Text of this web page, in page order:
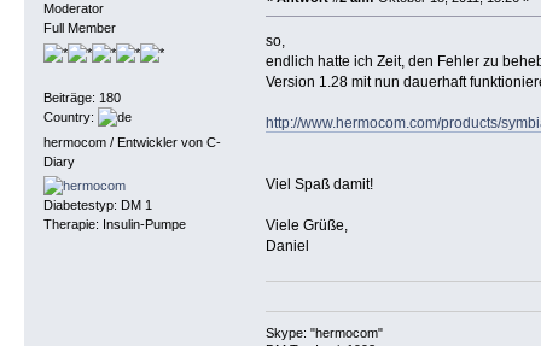
Moderator
Full Member
Beiträge: 180
Country:
hermocom / Entwickler von C-
Diary
Diabetestyp: DM 1
Therapie: Insulin-Pumpe
so,
endlich hatte ich Zeit, den Fehler zu
Version 1.28 mit nun dauerhaft
http://www.hermocom.com/products/
Viel Spaß damit!
Viele Grüße,
Daniel
Skype: "hermocom"